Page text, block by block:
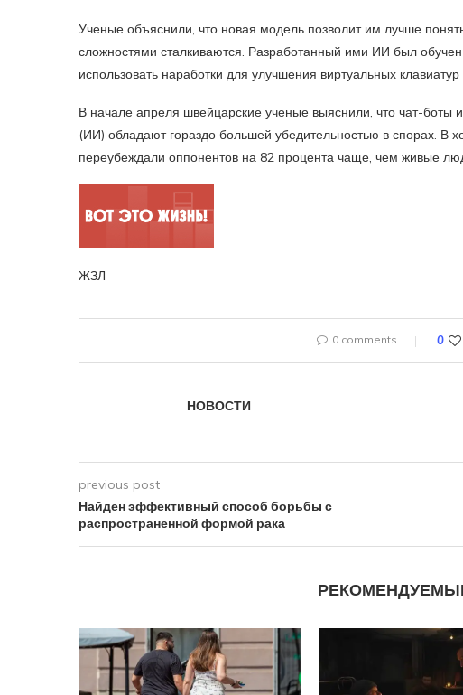
Ученые объяснили, что новая модель позволит им лучше
сложностями сталкиваются. Разработанный ими ИИ был
использовать наработки для улучшения виртуальных
В начале апреля швейцарские ученые выяснили, что чат-боты
(ИИ) обладают гораздо большей убедительностью в спорах. В
переубеждали оппонентов на 82 процента чаще, чем живые
ЖЗЛ
0 comments 0
НОВОСТИ
previous post
Найден эффективный способ борьбы с
распространенной формой рака